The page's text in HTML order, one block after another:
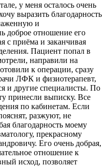
у меня осталось очень
выразить благодарность
и
доброе отношение его
с приёма и заканчивая
Пациент попал в
направили на
к операции, сразу
ЛФК и физиотерапевт,
и другие специалисты. По
принесли выписку. Все
по кабинетам. Если
разжуют, не
благодарность моему
прекрасному
Его очень добрая,
отношение к
исход, позволяет